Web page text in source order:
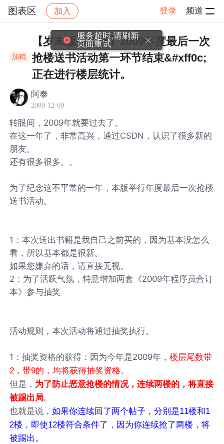
图表区 加入 登录 频道
图表区 帖子详情
加精
【岁末版务活动】2009年度最后一次
抢楼送书活动第一环节结束&#xff0c;
正在进行楼层统计。
阿泰
2009-12-09
转眼间，2009年就要过去了。
在这一年了，非常高兴，通过CSDN，认识了很多新的
朋友。
还有很多很多。。
为了纪念这不平常的一年，本版举行年度最后一次抢楼
送书活动。
1：本次送出书籍是我自己之前买的，因为基本没怎么
看，所以基本都是很新。
如果您嫌弃的话，请直接无视。
2：为了活跃气氛，特意增加两套《2009年程序员合订
本》参与抽奖
活动规则，本次活动将通过抽奖执行。
1：抽奖资格的获得：因为今年是2009年，楼层尾数带
2，带9的，均将获得抽奖资格。
但是， 为了防止恶意抢楼的情况，连续两楼的，将直接
被踢出局。
也就是说，如果你连续回了两个帖子，分别是11楼和1
2楼，即使12楼符合条件了，因为你连续抢了两楼，将
被踢出。
服务超时,请刷新
页面重试